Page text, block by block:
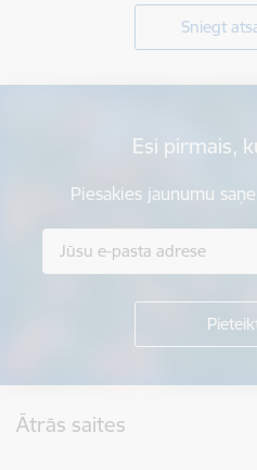
Sniegt
Esi pirmais,
Piesakies jaunumu
Ātrās saites